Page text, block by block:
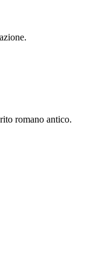
romano antico.